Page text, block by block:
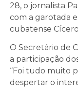
28, o jornalista
com a garotada
cubatense
O Secretário de
a participação
“Foi tudo muito
despertar o